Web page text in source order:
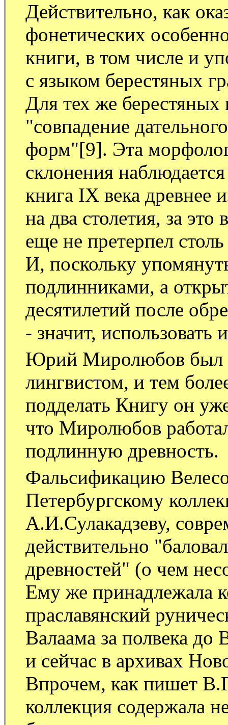
Действительно, как
фонетических
книги, в том числе и
с языком берестяных
Для тех же берестяных
"совпадение
форм"[9]. Эта
склонения
книга IX века древнее
на два столетия, за
еще не претерпел
И, поскольку
подлинниками, а
десятилетий после
- значит,
Юрий Миролюбов был
лингвистом, и тем
подделать Книгу он
что Миролюбов
подлинную древность.
Фальсификацию
Петербургскому
А.И.Сулакадзеву,
действительно
древностей" (о чем
Ему же принадлежала
праславянский
Валаама за полвека до
и сейчас в архивах
Впрочем, как пишет
коллекция содержала